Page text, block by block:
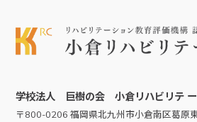
学校法人 巨樹の会 小倉リハビリテ
〒800-0206 福岡県北九州市小倉南区葛原